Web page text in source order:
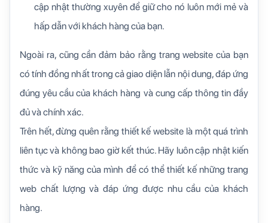
cập nhật thường xuyên để giữ cho nó luôn mới mẻ và
hấp dẫn với khách hàng của bạn.
Ngoài ra, cũng cần đảm bảo rằng trang website của bạn
có tính đồng nhất trong cả giao diện lẫn nội dung, đáp ứng
đúng yêu cầu của khách hàng và cung cấp thông tin đầy
đủ và chính xác.
Trên hết, đừng quên rằng thiết kế website là một quá trình
liên tục và không bao giờ kết thúc. Hãy luôn cập nhật kiến
thức và kỹ năng của mình để có thể thiết kế những trang
web chất lượng và đáp ứng được nhu cầu của khách
hàng.